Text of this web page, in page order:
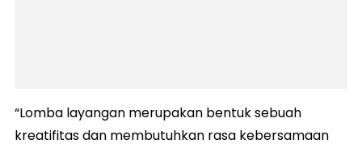
“Lomba layangan merupakan bentuk sebuah
kreatifitas dan membutuhkan rasa kebersamaan